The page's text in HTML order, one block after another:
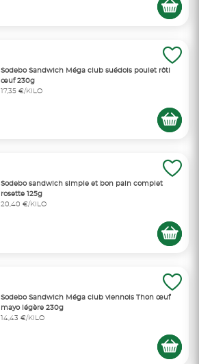
Sodebo Sandwich Méga club suédois poulet rôti
œuf 230g
17,35 €/KILO
Sodebo sandwich simple et bon pain complet
rosette 125g
20,40 €/KILO
Sodebo Sandwich Méga club viennois Thon œuf
mayo légère 230g
14,43 €/KILO